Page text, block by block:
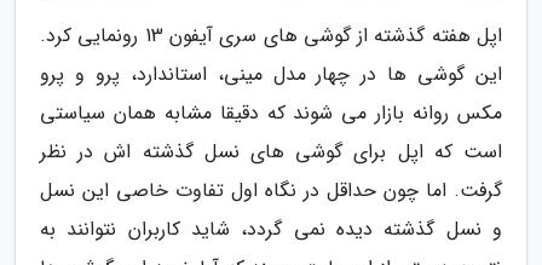
اپل هفته گذشته از گوشی های سری آیفون 13 رونمایی کرد.
این گوشی ها در چهار مدل مینی، استاندارد، پرو و پرو
مکس روانه بازار می شوند که دقیقا مشابه همان سیاستی
است که اپل برای گوشی های نسل گذشته اش در نظر
گرفت. اما چون حداقل در نگاه اول تفاوت خاصی این نسل
و نسل گذشته دیده نمی گردد، شاید کاربران نتوانند به